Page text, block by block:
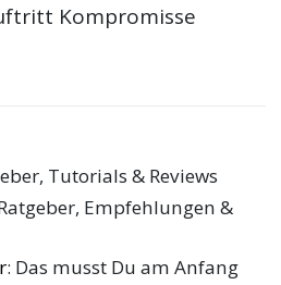
Kompromisse
Tutorials & Reviews
Empfehlungen &
: Das musst Du am Anfang